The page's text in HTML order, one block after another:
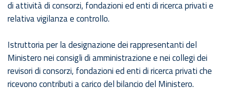
di attività di consorzi, fondazioni ed enti di ricerca privati e
relativa vigilanza e controllo.
Istruttoria per la designazione dei rappresentanti del
Ministero nei consigli di amministrazione e nei collegi dei
revisori di consorzi, fondazioni ed enti di ricerca privati che
ricevono contributi a carico del bilancio del Ministero.